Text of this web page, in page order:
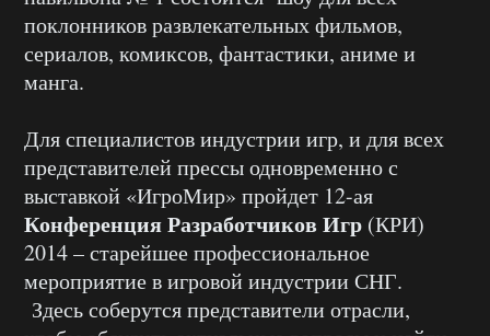
поклонников развлекательных фильмов,
сериалов, комиксов, фантастики, аниме и
манга.
Для специалистов индустрии игр, и для всех
представителей прессы одновременно с
выставкой «ИгроМир» пройдет 12-ая
Конференция Разработчиков Игр (КРИ)
2014 – старейшее профессиональное
мероприятие в игровой индустрии СНГ.
Здесь соберутся представители отрасли,